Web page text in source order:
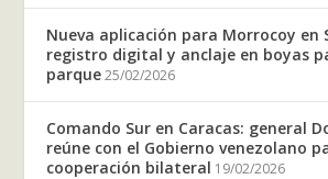
Nueva aplicación para Morrocoy en
registro digital y anclaje en boyas
parque 25/02/2026
Comando Sur en Caracas: general
reúne con el Gobierno venezolano
cooperación bilateral 19/02/2026